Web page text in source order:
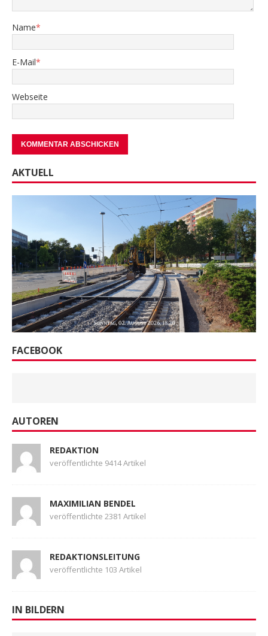
Name*
E-Mail*
Webseite
AKTUELL
FACEBOOK
AUTOREN
REDAKTION
veröffentlichte 9414 Artikel
MAXIMILIAN BENDEL
veröffentlichte 2381 Artikel
REDAKTIONSLEITUNG
veröffentlichte 103 Artikel
IN BILDERN